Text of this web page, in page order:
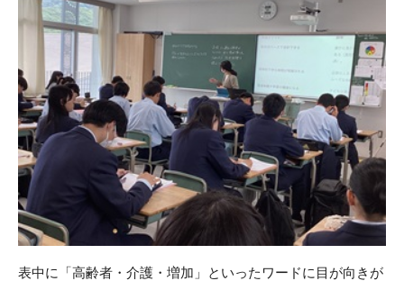
表中に「高齢者・介護・増加」といったワードに目が向きが